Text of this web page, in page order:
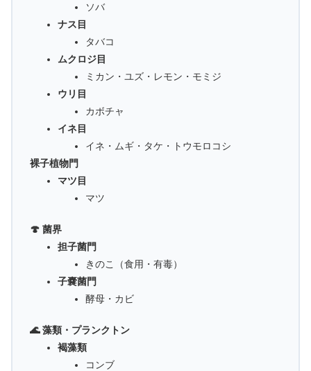
ソバ
ナス目
タバコ
ムクロジ目
ミカン・ユズ・レモン・モミジ
ウリ目
カボチャ
イネ目
イネ・ムギ・タケ・トウモロコシ
裸子植物門
マツ目
マツ
🍄 菌界
担子菌門
きのこ（食用・有毒）
子嚢菌門
酵母・カビ
🌊 藻類・プランクトン
褐藻類
コンブ